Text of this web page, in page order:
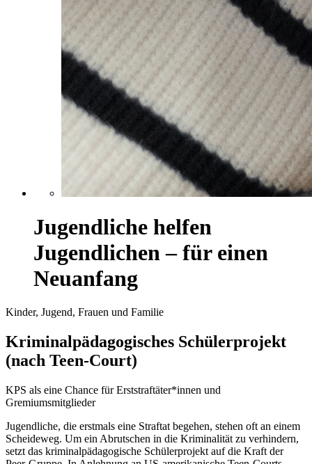
Jugendliche helfen
Jugendlichen – für einen
Neuanfang
Kinder, Jugend, Frauen und Familie
Kriminalpädagogisches Schülerprojekt
(nach Teen-Court)
KPS als eine Chance für Erststraftäter*innen und
Gremiumsmitglieder
Jugendliche, die erstmals eine Straftat begehen, stehen oft an einem
Scheideweg. Um ein Abrutschen in die Kriminalität zu verhindern,
setzt das kriminalpädagogische Schülerprojekt auf die Kraft der